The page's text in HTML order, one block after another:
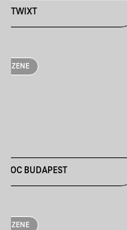
BETWIXT
ZENE
BLOC BUDAPEST
ZENE